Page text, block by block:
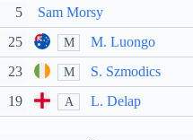
5 Sam Morsy
25 M M. Luongo
23 M S. Szmodics
19 A L. Delap